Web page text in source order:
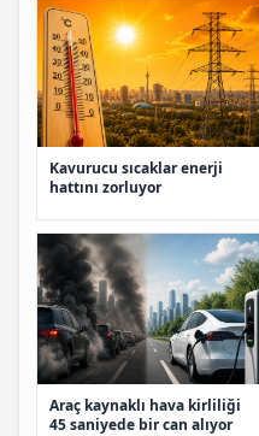
Kavurucu sıcaklar enerji
hattını zorluyor
Araç kaynaklı hava kirliliği
45 saniyede bir can alıyor